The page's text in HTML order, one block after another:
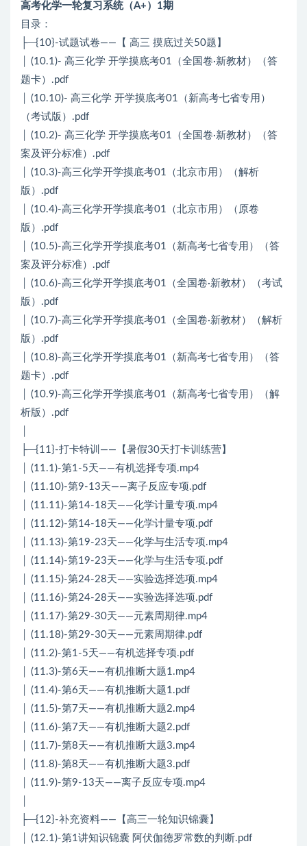
高考化学一轮复习系统（A+）1期
目录：
├─{10}-试题试卷——【 高三 摸底过关50题】
│ (10.1)- 高三化学 开学摸底考01（全国卷·新教材）（答
题卡）.pdf
│ (10.10)- 高三化学 开学摸底考01（新高考七省专用）
（考试版）.pdf
│ (10.2)- 高三化学 开学摸底考01（全国卷·新教材）（答
案及评分标准）.pdf
│ (10.3)-高三化学开学摸底考01（北京市用）（解析
版）.pdf
│ (10.4)-高三化学开学摸底考01（北京市用）（原卷
版）.pdf
│ (10.5)-高三化学开学摸底考01（新高考七省专用）（答
案及评分标准）.pdf
│ (10.6)-高三化学开学摸底考01（全国卷·新教材）（考试
版）.pdf
│ (10.7)-高三化学开学摸底考01（全国卷·新教材）（解析
版）.pdf
│ (10.8)-高三化学开学摸底考01（新高考七省专用）（答
题卡）.pdf
│ (10.9)-高三化学开学摸底考01（新高考七省专用）（解
析版）.pdf
├─{11}-打卡特训——【暑假30天打卡训练营】
│ (11.1)-第1-5天——有机选择专项.mp4
│ (11.10)-第9-13天——离子反应专项.pdf
│ (11.11)-第14-18天——化学计量专项.mp4
│ (11.12)-第14-18天——化学计量专项.pdf
│ (11.13)-第19-23天——化学与生活专项.mp4
│ (11.14)-第19-23天——化学与生活专项.pdf
│ (11.15)-第24-28天——实验选择选项.mp4
│ (11.16)-第24-28天——实验选择选项.pdf
│ (11.17)-第29-30天——元素周期律.mp4
│ (11.18)-第29-30天——元素周期律.pdf
│ (11.2)-第1-5天——有机选择专项.pdf
│ (11.3)-第6天——有机推断大题1.mp4
│ (11.4)-第6天——有机推断大题1.pdf
│ (11.5)-第7天——有机推断大题2.mp4
│ (11.6)-第7天——有机推断大题2.pdf
│ (11.7)-第8天——有机推断大题3.mp4
│ (11.8)-第8天——有机推断大题3.pdf
│ (11.9)-第9-13天——离子反应专项.mp4
├─{12}-补充资料——【高三一轮知识锦囊】
│ (12.1)-第1讲知识锦囊 阿伏伽德罗常数的判断.pdf